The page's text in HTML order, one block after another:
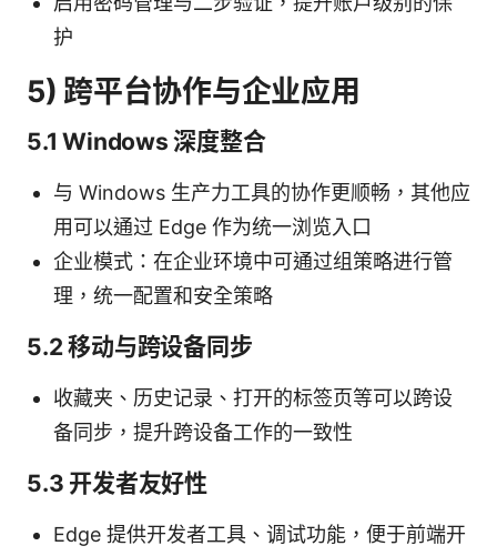
护
5) 跨平台协作与企业应用
5.1 Windows 深度整合
与 Windows 生产力工具的协作更顺畅，其他应
用可以通过 Edge 作为统一浏览入口
企业模式：在企业环境中可通过组策略进行管
理，统一配置和安全策略
5.2 移动与跨设备同步
收藏夹、历史记录、打开的标签页等可以跨设
备同步，提升跨设备工作的一致性
5.3 开发者友好性
Edge 提供开发者工具、调试功能，便于前端开